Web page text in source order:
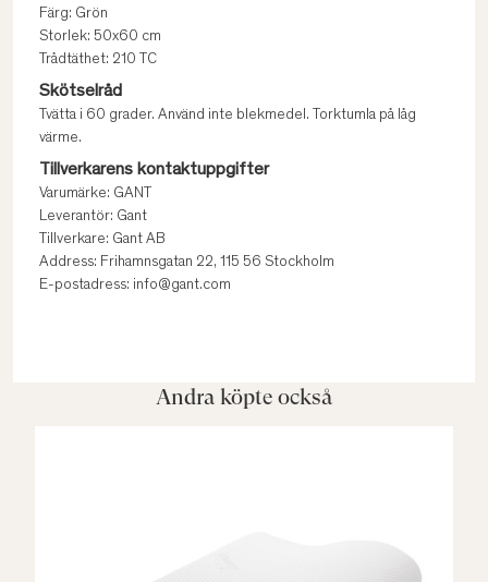
Färg: Grön
Storlek: 50x60 cm
Trådtäthet: 210 TC
Skötselråd
Tvätta i 60 grader. Använd inte blekmedel. Torktumla på låg
värme.
Tillverkarens kontaktuppgifter
Varumärke: GANT
Leverantör: Gant
Tillverkare: Gant AB
Address: Frihamnsgatan 22, 115 56 Stockholm
E-postadress: info@gant.com
Andra köpte också